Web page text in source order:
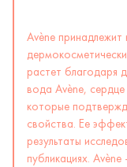
Avène
растет благодаря
вода Avène,
которые
свойства. Ее
результаты
публикациях.